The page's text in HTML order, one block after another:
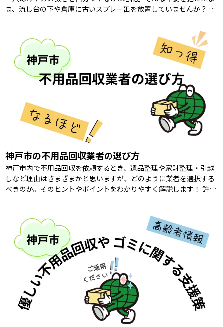
ま、流し台の下や倉庫に古いスプレー缶を放置していませんか？ 結
神戸市の不用品回収業者の選び方
神戸市内で不用品回収を依頼するとき、遺品整理や家財整理・引越
しなど理由はさまざまかと思いますが、どのように業者を選択する
べきのか。そのヒントやポイントをわかりやすく解説します！ 許可